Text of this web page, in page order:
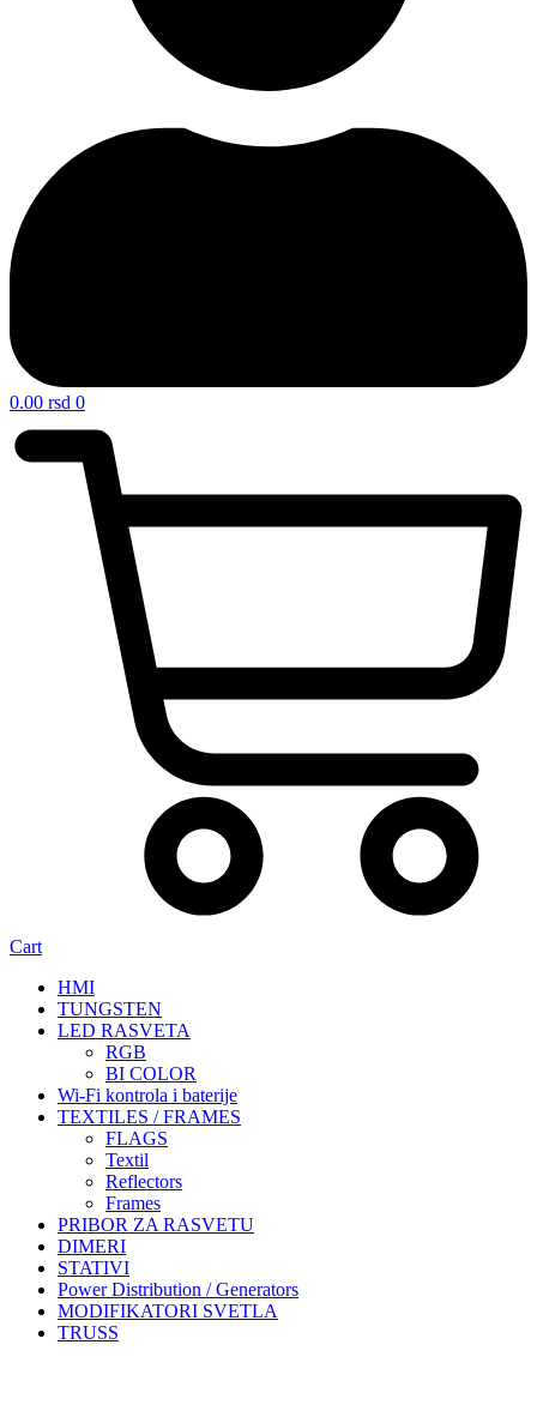
0.00 rsd 0
Cart
HMI
TUNGSTEN
LED RASVETA
RGB
BI COLOR
Wi-Fi kontrola i baterije
TEXTILES / FRAMES
FLAGS
Textil
Reflectors
Frames
PRIBOR ZA RASVETU
DIMERI
STATIVI
Power Distribution / Generators
MODIFIKATORI SVETLA
TRUSS